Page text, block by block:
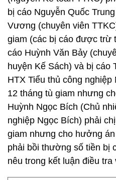
bị cáo Nguyễn Quốc
Vương (chuyên viên
giam (các bị cáo được trừ
cáo Huỳnh Văn Bảy
huyện Kế Sách) và bị cáo
HTX Tiểu thủ công
12 tháng tù giam nhưng
Huỳnh Ngọc Bích (Chủ
nghiệp Ngọc Bích) phải
giam nhưng cho hưởng
phải bồi thường số tiền bị
nêu trong kết luận điều tra